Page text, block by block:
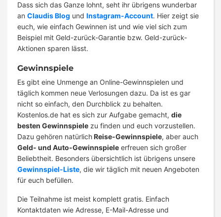
Dass sich das Ganze lohnt, seht ihr übrigens wunderbar
an Claudis Blog und Instagram-Account. Hier zeigt sie
euch, wie einfach Gewinnen ist und wie viel sich zum
Beispiel mit Geld-zurück-Garantie bzw. Geld-zurück-
Aktionen sparen lässt.
Gewinnspiele
Es gibt eine Unmenge an Online-Gewinnspielen und
täglich kommen neue Verlosungen dazu. Da ist es gar
nicht so einfach, den Durchblick zu behalten.
Kostenlos.de hat es sich zur Aufgabe gemacht, die
besten Gewinnspiele zu finden und euch vorzustellen.
Dazu gehören natürlichReise-Gewinnspiele, aber auch
Geld- und Auto-Gewinnspiele erfreuen sich großer
Beliebtheit. Besonders übersichtlich ist übrigens unsere
Gewinnspiel-Liste, die wir täglich mit neuen Angeboten
für euch befüllen.
Die Teilnahme ist meist komplett gratis. Einfach
Kontaktdaten wie Adresse, E-Mail-Adresse und